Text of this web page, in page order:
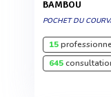
BAMBOU
POCHET DU
15
645